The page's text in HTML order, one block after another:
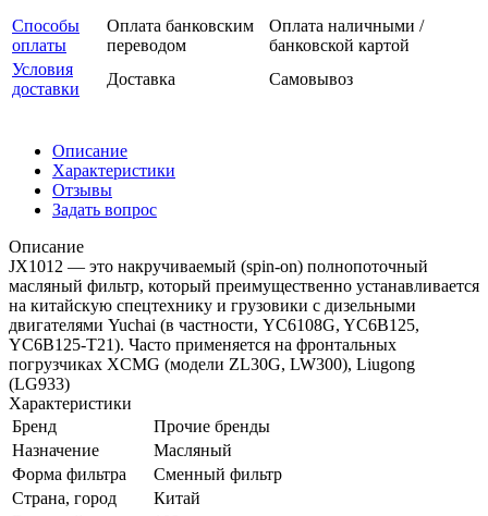
Способы
оплаты
Оплата банковским
переводом
Оплата наличными /
банковской картой
Условия
доставки
Доставка Самовывоз
Описание
Характеристики
Отзывы
Задать вопрос
Описание
JX1012 — это накручиваемый (spin-on) полнопоточный
масляный фильтр, который преимущественно устанавливается
на китайскую спецтехнику и грузовики с дизельными
двигателями Yuchai (в частности, YC6108G, YC6B125,
YC6B125-T21). Часто применяется на фронтальных
погрузчиках XCMG (модели ZL30G, LW300), Liugong
(LG933)
Характеристики
Бренд
Прочие бренды
Назначение
Масляный
Форма фильтра
Сменный фильтр
Страна, город
Китай